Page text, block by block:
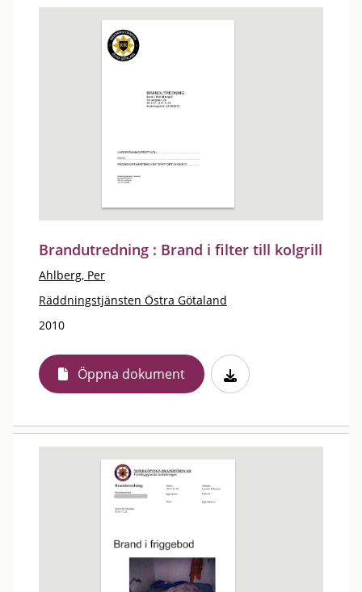
Brandutredning : Brand i filter till kolgrill
Ahlberg, Per
Räddningstjänsten Östra Götaland
2010
Öppna dokument